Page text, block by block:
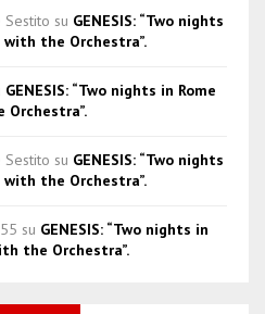
Sestito su GENESIS: “Two nights
with the Orchestra”.
GENESIS: “Two nights in Rome
Sestito su GENESIS: “Two nights
with the Orchestra”.
su GENESIS: “Two nights in
the Orchestra”.